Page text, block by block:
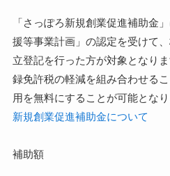
「さっぽろ新規創業促進補助金
援等事業計画」の認定を受けて
立登記を行った方が対象となり
録免許税の軽減を組み合わせる
用を無料にすることが可能とな
新規創業促進補助金について
補助額